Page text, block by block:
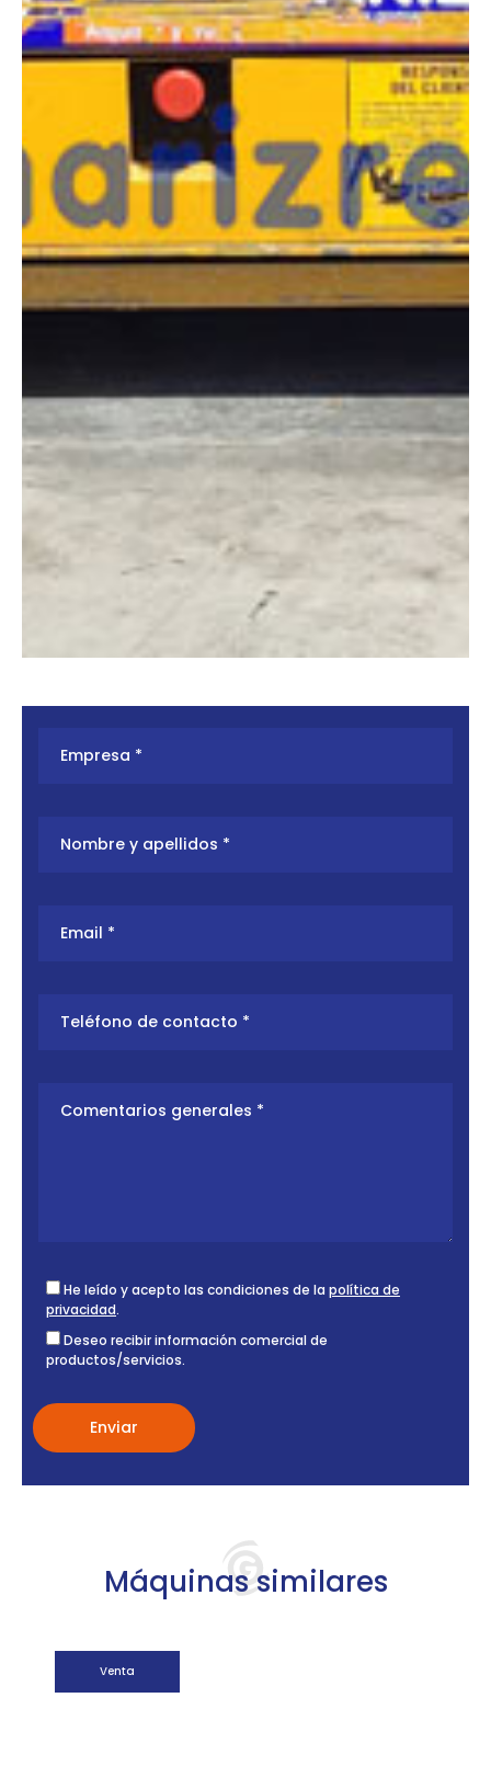
¿Te interesa
esta máquina?
Rellena este formulario y recibiremos tu solicitud
sobre esta máquina para ponernos en contacto
directo contigo.
Haulotte Compact 8
He leído y acepto las condiciones de la política de
privacidad.
Deseo recibir información comercial de
productos/servicios.
Máquinas similares
Venta